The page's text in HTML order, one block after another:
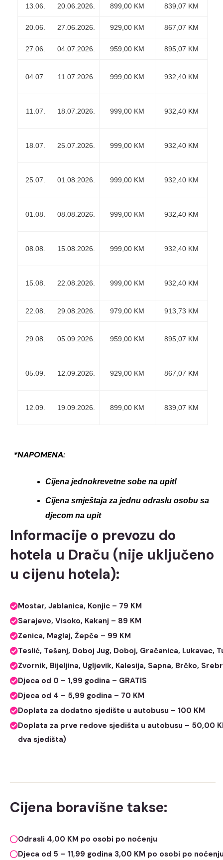
Datum
Datum
Cijena po
(dvokrevetna)
Cijena po
(trokrevetna)
13.06. 20.06.2026. 899,00 KM 839,07 KM
20.06. 27.06.2026. 929,00 KM 867,07 KM
27.06. 04.07.2026. 959,00 KM 895,07 KM
04.07. 11.07.2026. 999,00 KM 932,40 KM
11.07. 18.07.2026. 999,00 KM 932,40 KM
18.07. 25.07.2026. 999,00 KM 932,40 KM
25.07. 01.08.2026. 999,00 KM 932,40 KM
01.08. 08.08.2026. 999,00 KM 932,40 KM
08.08. 15.08.2026. 999,00 KM 932,40 KM
15.08. 22.08.2026. 999,00 KM 932,40 KM
22.08. 29.08.2026. 979,00 KM 913,73 KM
29.08. 05.09.2026. 959,00 KM 895,07 KM
05.09. 12.09.2026. 929,00 KM 867,07 KM
12.09. 19.09.2026. 899,00 KM 839,07 KM
*NAPOMENA:
Cijena jednokrevetne sobe na upit!
Cijena smještaja za jednu odraslu osobu sa
djecom na upit
Informacije o prevozu do
hotela u Draču (nije uključeno
u cijenu hotela):
Mostar, Jablanica, Konjic – 79 KM
Sarajevo, Visoko, Kakanj – 89 KM
Zenica, Maglaj, Žepče – 99 KM
Teslić, Tešanj, Doboj Jug, Doboj, Gračanica, Lukavac,
Zvornik, Bijeljina, Ugljevik, Kalesija, Sapna, Brčko,
Djeca od 0 – 1,99 godina – GRATIS
Djeca od 4 – 5,99 godina – 70 KM
Doplata za dodatno sjedište u autobusu – 100 KM
Doplata za prve redove sjedišta u autobusu – 50,00
dva sjedišta)
Cijena boravišne takse:
Odrasli 4,00 KM po osobi po noćenju
Djeca od 5 – 11,99 godina 3,00 KM po osobi po